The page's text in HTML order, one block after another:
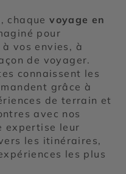
, chaquevoyage en
pour
vos envies, à
de voyager.
connaissent les
grâce à
de terrain et
avec nos
expertise leur
les itinéraires,
les plus